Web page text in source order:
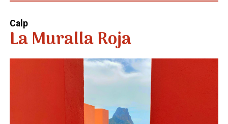
Calp
La Muralla Roja